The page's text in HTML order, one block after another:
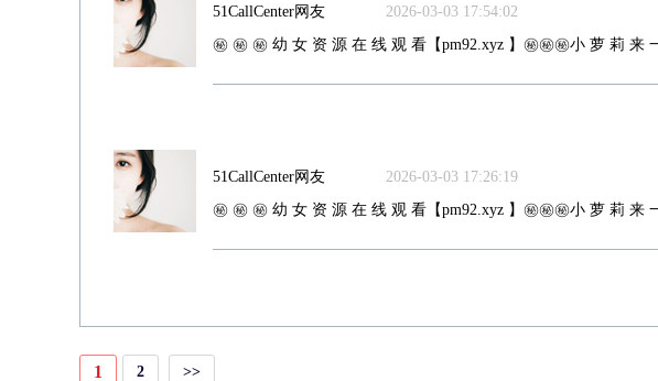
51CallCenter网友
2026-03-03 17:54:02
㊙️ ㊙️ ㊙️ 幼 女 资 源 在 线 观 看【pm92.xyz 】㊙️㊙️㊙️小 萝 莉 来
51CallCenter网友
2026-03-03 17:26:19
㊙️ ㊙️ ㊙️ 幼 女 资 源 在 线 观 看【pm92.xyz 】㊙️㊙️㊙️小 萝 莉 来
1 2 >>